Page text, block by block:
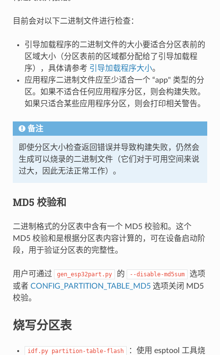
目前会对以下二进制文件进行检查：
引导加载程序的二进制文件的大小要适合分区表前的
区域大小（分区表前的区域都分配给了引导加载程
序），具体请参考 引导加载程序大小。
应用程序二进制文件应至少适合一个 “app" 类型的分
区。如果不适合任何应用程序分区，则会构建失败。
如果只适合某些应用程序分区，则会打印相关警告。
备注
即使分区大小检查返回错误并导致构建失败，仍然会
生成可以烧录的二进制文件（它们对于可用空间来说
过大，因此无法正常工作）。
MD5 校验和
二进制格式的分区表中含有一个 MD5 校验和。这个
MD5 校验和是根据分区表内容计算的，可在设备启动阶
段，用于验证分区表的完整性。
用户可通过 gen_esp32part.py 的 --disable-md5sum
选项
或者 CONFIG_PARTITION_TABLE_MD5选项关闭 MD5
校验。
烧写分区表
idf.py partition-table-flash
：使用 esptool 工具烧